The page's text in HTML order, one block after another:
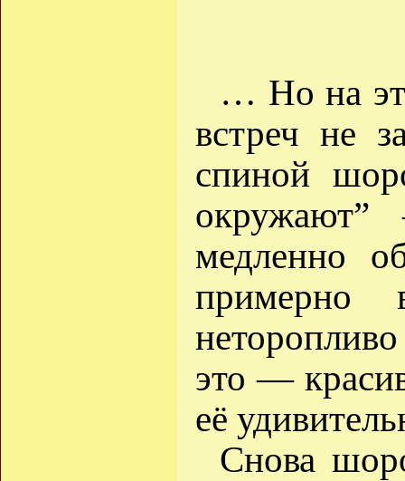
… Но на
встреч не
спиной
медленно
это —
её
Снова